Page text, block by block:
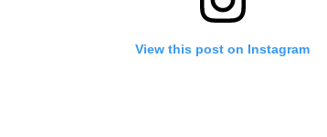
View this post on Instagram